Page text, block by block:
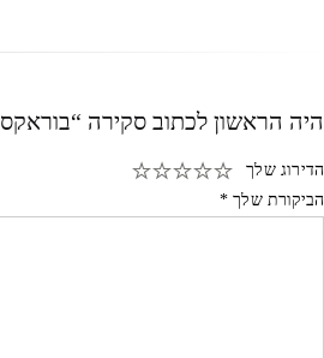
היה הראשון לכתוב סקירה “בוראקס Na2B4O7.10H2O”
הדירוג שלך
הביקורת שלך *